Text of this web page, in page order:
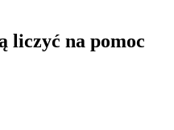
liczyć na pomoc